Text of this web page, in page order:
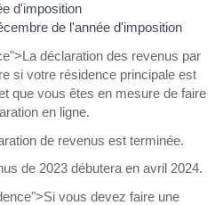
d'imposition
de l'année d'imposition
déclaration des revenus par
si votre résidence principale est
que vous êtes en mesure de faire
en ligne.
de revenus est terminée.
de 2023 débutera en avril 2024.
vous devez faire une